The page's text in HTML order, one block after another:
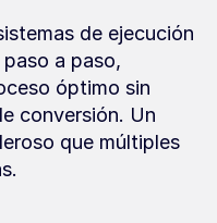
de ejecución
a paso,
óptimo sin
conversión. Un
que múltiples